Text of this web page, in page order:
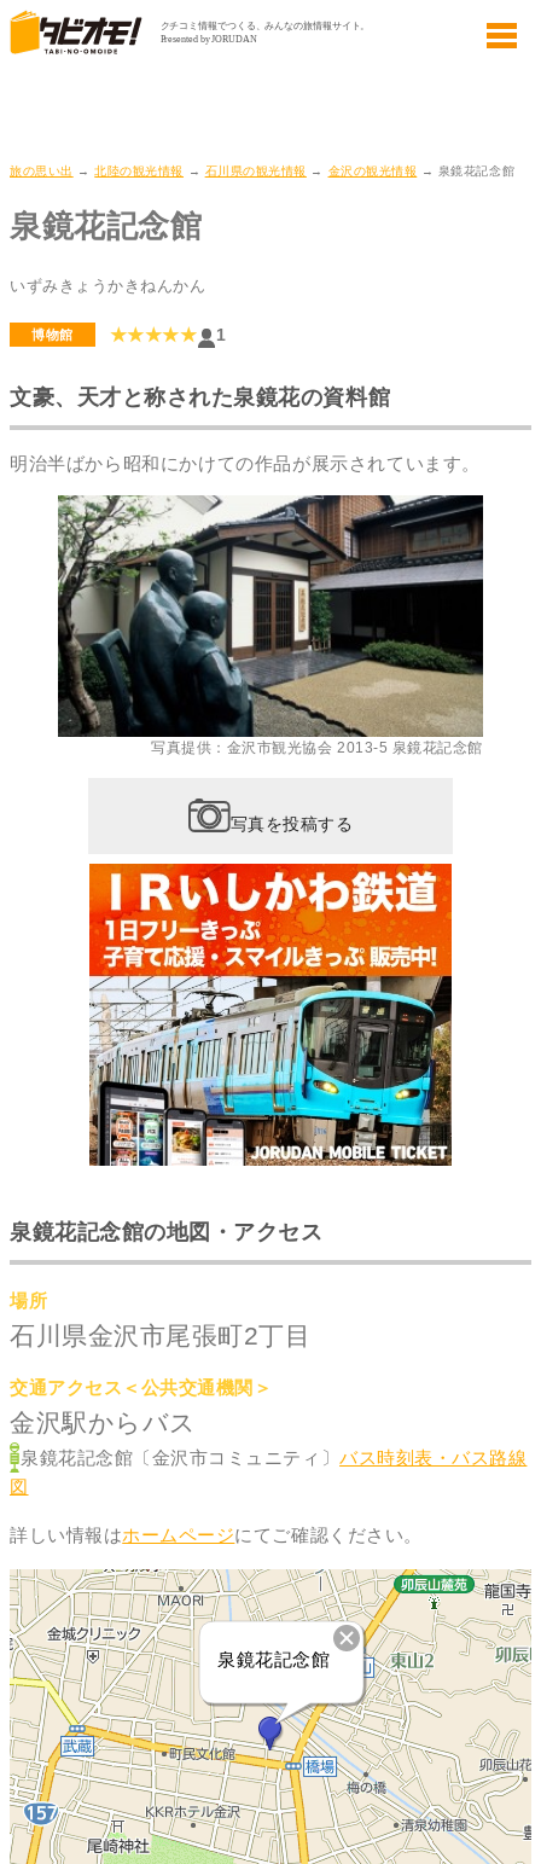
旅の思い出 →北陸の観光情報 → 石川県の観光情報 → 金沢の観光情報 → 泉鏡花記念館
泉鏡花記念館
いずみきょうかきねんかん
博物館 ★★★★★ 1
文豪、天才と称された泉鏡花の資料館
明治半ばから昭和にかけての作品が展示されています。
写真提供：金沢市観光協会 2013-5 泉鏡花記念館
写真を投稿する
泉鏡花記念館の地図・アクセス
場所
石川県金沢市尾張町2丁目
交通アクセス＜公共交通機関＞
金沢駅からバス
泉鏡花記念館〔金沢市コミュニティ〕バス時刻表・バス路線
図
詳しい情報はホームページにてご確認ください。
泉鏡花記念館